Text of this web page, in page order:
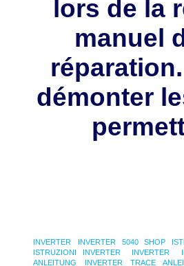
lors de la
manuel
démonter
INVERTER INVERTER 5040 SHOP
ISTRUZIONI
INVERTER INVERTER
ANLEITUNG
INVERTER TRACE